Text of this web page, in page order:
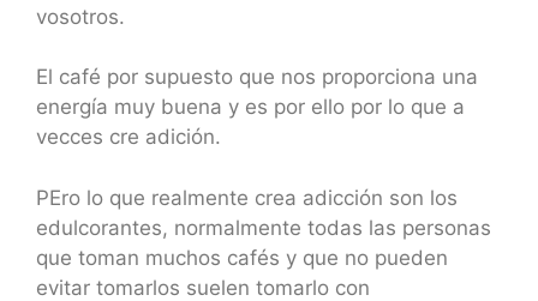
vosotros.
El café por supuesto que nos proporciona una
energía muy buena y es por ello por lo que a
vecces cre adición.
PEro lo que realmente crea adicción son los
edulcorantes, normalmente todas las personas
que toman muchos cafés y que no pueden
evitar tomarlos suelen tomarlo con